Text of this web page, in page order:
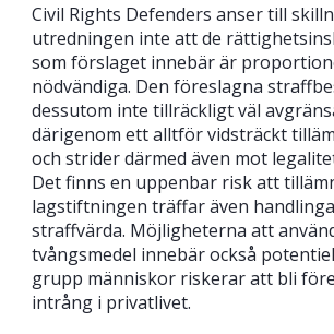
Civil Rights Defenders anser till
utredningen inte att de
som förslaget innebär är
nödvändiga. Den föreslagna
dessutom inte tillräckligt väl
därigenom ett alltför vidsträckt
och strider därmed även mot
Det finns en uppenbar risk att
lagstiftningen träffar även
straffvärda. Möjligheterna att
tvångsmedel innebär också
grupp människor riskerar att bli
intrång i privatlivet.